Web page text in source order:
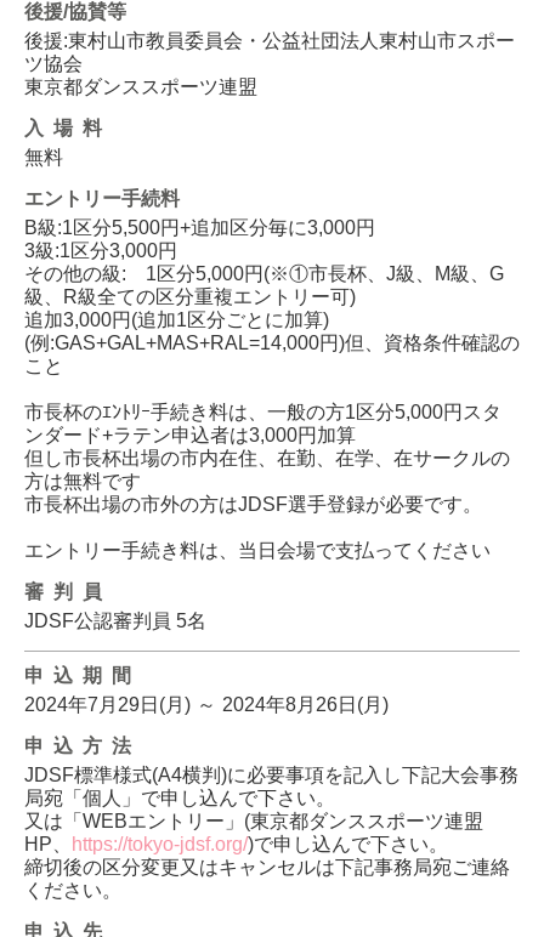
後援/協賛等
後援:東村山市教員委員会・公益社団法人東村山市スポー
ツ協会
東京都ダンススポーツ連盟
入場料
無料
エントリー手続料
B級:1区分5,500円+追加区分毎に3,000円
3級:1区分3,000円
その他の級: 1区分5,000円(※①市長杯、J級、M級、G
級、R級全ての区分重複エントリー可)
追加3,000円(追加1区分ごとに加算)
(例:GAS+GAL+MAS+RAL=14,000円)但、資格条件確認の
こと
市長杯のｴﾝﾄﾘｰ手続き料は、一般の方1区分5,000円スタ
ンダード+ラテン申込者は3,000円加算
但し市長杯出場の市内在住、在勤、在学、在サークルの
方は無料です
市長杯出場の市外の方はJDSF選手登録が必要です。
エントリー手続き料は、当日会場で支払ってください
審判員
JDSF公認審判員 5名
申込期間
2024年7月29日(月) ～ 2024年8月26日(月)
申込方法
JDSF標準様式(A4横判)に必要事項を記入し下記大会事務
局宛「個人」で申し込んで下さい。
又は「WEBエントリー」(東京都ダンススポーツ連盟
HP、
https://tokyo-jdsf.org/)で申し込んで下さい。
締切後の区分変更又はキャンセルは下記事務局宛ご連絡
ください。
申込先